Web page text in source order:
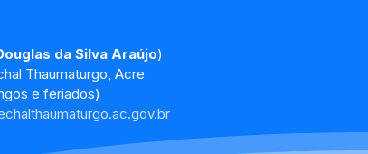
da Silva Araújo)
Thaumaturgo, Acre
e feriados)